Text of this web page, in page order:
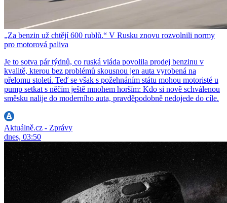
„Za benzin už chtějí 600 rublů.“ V Rusku znovu rozvolnili normy
pro motorová paliva
Je to sotva pár týdnů, co ruská vláda povolila prodej benzinu v
kvalitě, kterou bez problémů skousnou jen auta vyrobená na
přelomu století. Teď se však s požehnáním státu mohou motoristé u
pump setkat s něčím ještě mnohem horším: Kdo si nově schválenou
směsku nalije do moderního auta, pravděpodobně nedojede do cíle.
Aktuálně.cz - Zprávy
dnes, 03:50